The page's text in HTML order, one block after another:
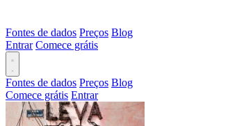
Fontes de dados Preços Blog
Entrar Comece grátis
Fontes de dados Preços Blog
Comece grátis Entrar